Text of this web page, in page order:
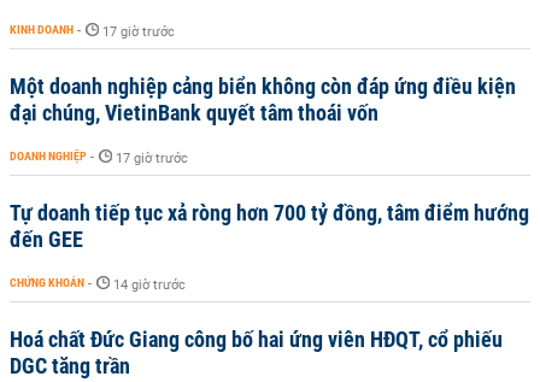
KINH DOANH - 17 giờ trước
Một doanh nghiệp cảng biển không còn đáp ứng điều kiện
đại chúng, VietinBank quyết tâm thoái vốn
DOANH NGHIỆP - 17 giờ trước
Tự doanh tiếp tục xả ròng hơn 700 tỷ đồng, tâm điểm hướng
đến GEE
CHỨNG KHOÁN - 14 giờ trước
Hoá chất Đức Giang công bố hai ứng viên HĐQT, cổ phiếu
DGC tăng trần